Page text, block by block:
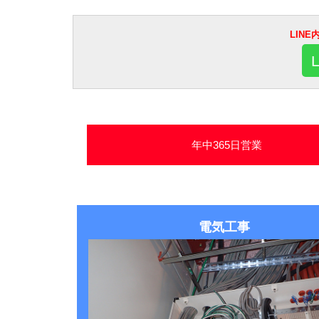
LINE
年中365日営業
電気工事